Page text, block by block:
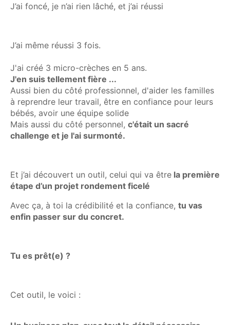
J’ai foncé, je n’ai rien lâché, et j’ai réussi
J’ai même réussi 3 fois.
J'ai créé 3 micro-crèches en 5 ans.
J'en suis tellement fière ...
Aussi bien du côté professionnel, d'aider les familles
à reprendre leur travail, être en confiance pour leurs
bébés, avoir une équipe solide
Mais aussi du côté personnel, c'était un sacré
challenge et je l'ai surmonté.
Et j’ai découvert un outil, celui qui va être la première
étape d’un projet rondement ficelé
Avec ça, à toi la crédibilité et la confiance, tu vas
enfin passer sur du concret.
Tu es prêt(e) ?
Cet outil, le voici :